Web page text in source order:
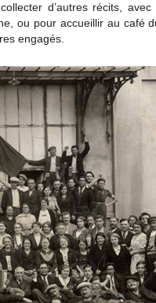
d’autres récits,
ou pour accueillir au café
engagés.